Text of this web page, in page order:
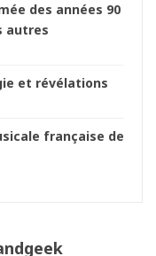
des années 90
autres
et révélations
française de